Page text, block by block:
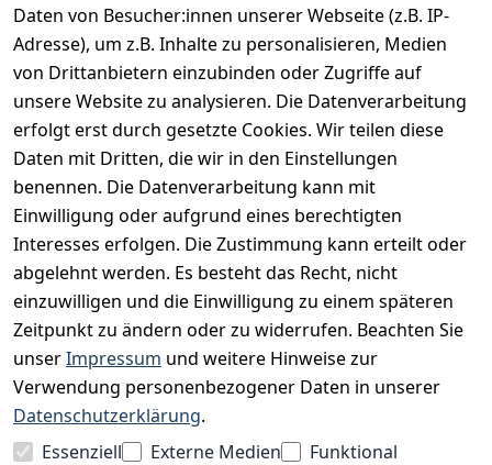
Daten von Besucher:innen unserer Webseite (z.B. IP-
Adresse), um z.B. Inhalte zu personalisieren, Medien
von Drittanbietern einzubinden oder Zugriffe auf
unsere Website zu analysieren. Die Datenverarbeitung
erfolgt erst durch gesetzte Cookies. Wir teilen diese
Daten mit Dritten, die wir in den Einstellungen
benennen. Die Datenverarbeitung kann mit
Einwilligung oder aufgrund eines berechtigten
Interesses erfolgen. Die Zustimmung kann erteilt oder
abgelehnt werden. Es besteht das Recht, nicht
einzuwilligen und die Einwilligung zu einem späteren
Zeitpunkt zu ändern oder zu widerrufen. Beachten Sie
unserImpressum und weitere Hinweise zur
Verwendung personenbezogener Daten in unserer
Datenschutzerklärung.
Essenziell
Externe Medien Funktional
INFORMATIONEN
Widerrufsrecht
Datenschutz
Unser Unternehmen
Charity & Wohltätigkeit
BESUCHE UNS
BEQUEM BEZAHLEN MIT